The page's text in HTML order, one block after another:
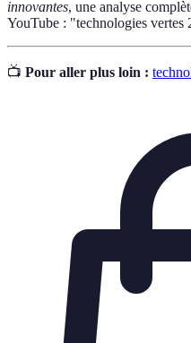
innovantes, une analyse
YouTube : "technologies vertes
📺 Pour aller plus loin :